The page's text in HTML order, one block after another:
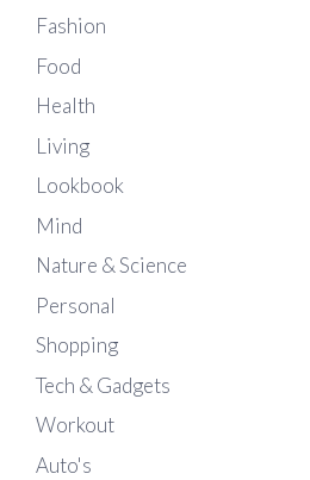
Fashion
Food
Health
Living
Lookbook
Mind
Nature & Science
Personal
Shopping
Tech & Gadgets
Workout
Auto's